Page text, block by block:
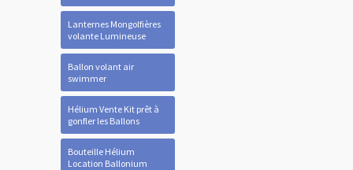
Lanternes Mongolfières
volante Lumineuse
Ballon volant air
swimmer
Hélium Vente Kit prêt à
gonfler les Ballons
Bouteille Hélium
Location Ballonium